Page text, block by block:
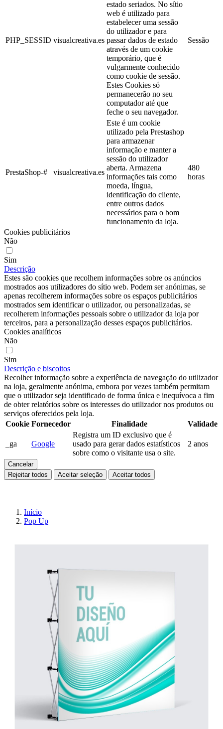
PHP_SESSID visualcreativa.es
estado seriados. No sítio
web é utilizado para
estabelecer uma sessão
do utilizador e para
passar dados de estado
através de um cookie
temporário, que é
vulgarmente conhecido
como cookie de sessão.
Estes Cookies só
permanecerão no seu
computador até que
feche o seu navegador.
Sessão
PrestaShop-# visualcreativa.es
Este é um cookie
utilizado pela Prestashop
para armazenar
informação e manter a
sessão do utilizador
aberta. Armazena
informações tais como
moeda, língua,
identificação do cliente,
entre outros dados
necessários para o bom
funcionamento da loja.
480
horas
Cookies publicitários
Não
Sim
Descrição
Estes são cookies que recolhem informações sobre os anúncios
mostrados aos utilizadores do sítio web. Podem ser anónimas, se
apenas recolherem informações sobre os espaços publicitários
mostrados sem identificar o utilizador, ou personalizadas, se
recolherem informações pessoais sobre o utilizador da loja por
terceiros, para a personalização desses espaços publicitários.
Cookies analíticos
Não
Sim
Descrição e biscoitos
Recolher informação sobre a experiência de navegação do utilizador
na loja, geralmente anónima, embora por vezes também permitam
que o utilizador seja identificado de forma única e inequívoca a fim
de obter relatórios sobre os interesses do utilizador nos produtos ou
serviços oferecidos pela loja.
Cookie Fornecedor Finalidade Validade
_ga Google
Registra um ID exclusivo que é
usado para gerar dados estatísticos
sobre como o visitante usa o site.
2 anos
Cancelar
Rejeitar todos
Aceitar seleção Aceitar todos
Início
Pop Up